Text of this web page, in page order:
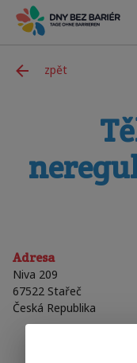
zpět
Adresa
Niva 209
67522 Stařeč
Česká Republika